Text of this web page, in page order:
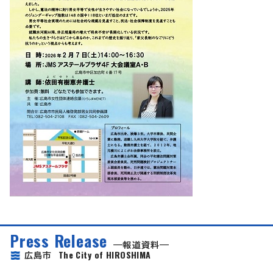
Press Release
報道資料
広島市 The City of HIROSHIMA